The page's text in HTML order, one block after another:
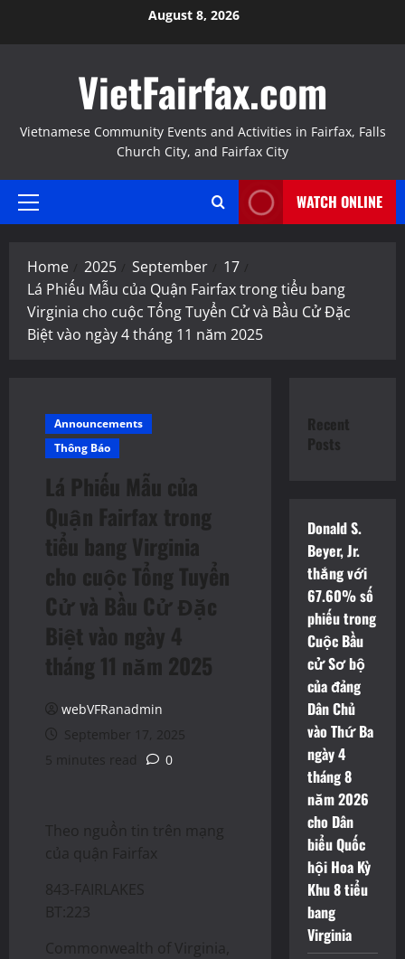
August 8, 2026
VietFairfax.com
Vietnamese Community Events and Activities in Fairfax, Falls
Church City, and Fairfax City
Primary
WATCH ONLINE
Home 2025 September
17
Lá Phiếu Mẫu của Quận Fairfax trong tiểu bang
Virginia cho cuộc Tổng Tuyển Cử và Bầu Cử Đặc
Biệt vào ngày 4 tháng 11 năm 2025
Announcements
Thông Báo
Lá Phiếu Mẫu của
Quận Fairfax trong
tiểu bang Virginia
cho cuộc Tổng Tuyển
Cử và Bầu Cử Đặc
Biệt vào ngày 4
tháng 11 năm 2025
webVFRanadmin
September 17, 2025
5 minutes read
0
Theo nguồn tin trên mạng
của quận Fairfax
843-FAIRLAKES
BT:223
Commonwealth of Virginia,
Recent
Posts
Donald S.
Beyer, Jr.
thắng với
67.60% số
phiếu trong
Cuộc Bầu
cử Sơ bộ
của đảng
Dân Chủ
vào Thứ Ba
ngày 4
tháng 8
năm 2026
cho Dân
biểu Quốc
hội Hoa Kỳ
Khu 8 tiểu
bang
Virginia